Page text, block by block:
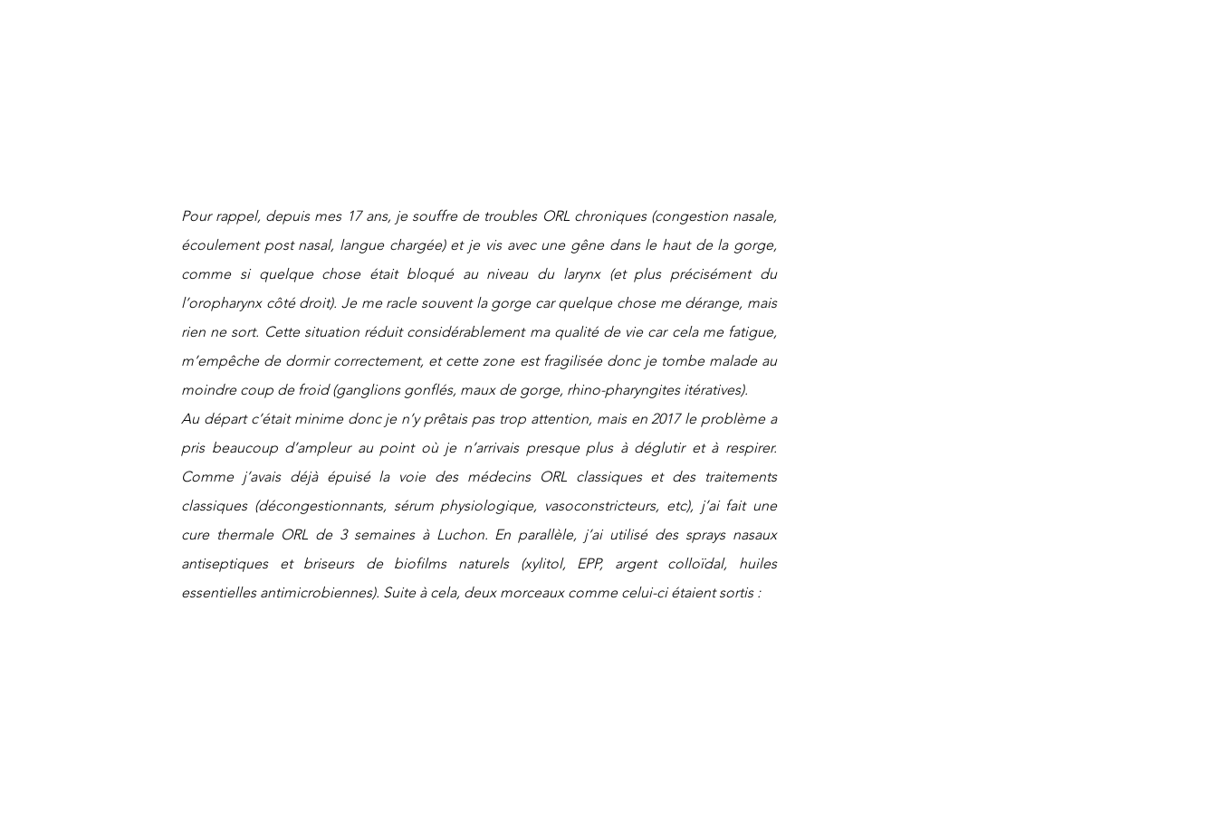
Pour rappel, depuis mes 17 ans, je souffre de troubles ORL chroniques (congestion nasale,
écoulement post nasal, langue chargée) et je vis avec une gêne dans le haut de la gorge,
comme si quelque chose était bloqué au niveau du larynx (et plus précisément du
l’oropharynx côté droit). Je me racle souvent la gorge car quelque chose me dérange, mais
rien ne sort. Cette situation réduit considérablement ma qualité de vie car cela me fatigue,
m’empêche de dormir correctement, et cette zone est fragilisée donc je tombe malade au
moindre coup de froid (ganglions gonflés, maux de gorge, rhino-pharyngites itératives).
Au départ c’était minime donc je n’y prêtais pas trop attention, mais en 2017 le problème a
pris beaucoup d’ampleur au point où je n’arrivais presque plus à déglutir et à respirer.
Comme j’avais déjà épuisé la voie des médecins ORL classiques et des traitements
classiques (décongestionnants, sérum physiologique, vasoconstricteurs, etc), j’ai fait une
cure thermale ORL de 3 semaines à Luchon. En parallèle, j’ai utilisé des sprays nasaux
antiseptiques et briseurs de biofilms naturels (xylitol, EPP, argent colloïdal, huiles
essentielles antimicrobiennes). Suite à cela, deux morceaux comme celui-ci étaient sortis :